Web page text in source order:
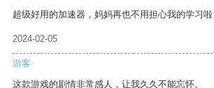
超级好用的加速器，妈妈再也不用担心我的学习啦
2024-02-05
游客
这款游戏的剧情非常感人，让我久久不能忘怀。